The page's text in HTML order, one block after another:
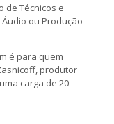
de Técnicos e
ou Produção
é para quem
produtor
carga de 20